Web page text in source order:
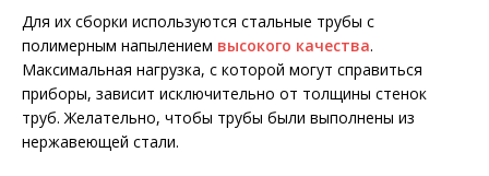
Для их сборки используются стальные трубы с
полимерным напылением высокого качества.
Максимальная нагрузка, с которой могут справиться
приборы, зависит исключительно от толщины стенок
труб. Желательно, чтобы трубы были выполнены из
нержавеющей стали.